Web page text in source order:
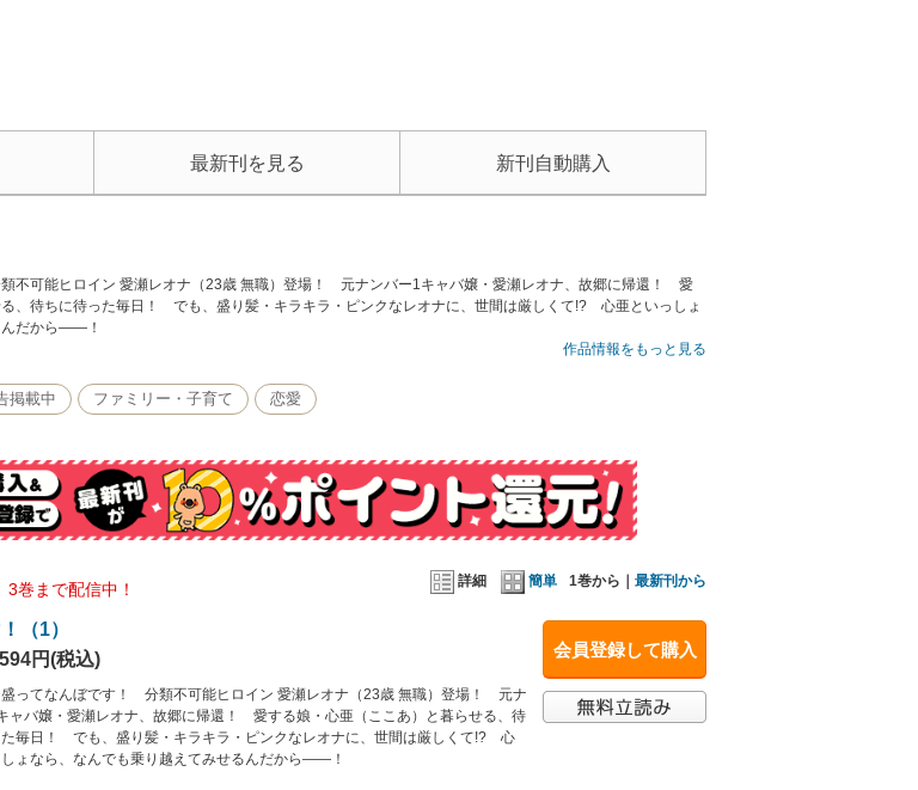
最新刊を見る 新刊自動購入
不可能ヒロイン 愛瀬レオナ（23歳 無職）登場！ 元ナンバー1キャバ嬢・愛瀬レオナ、故郷に帰還！ 愛
、待ちに待った毎日！ でも、盛り髪・キラキラ・ピンクなレオナに、世間は厳しくて!? 心亜といっしょ
んだから――！
作品情報をもっと見る
掲載中 ファミリー・子育て 恋愛
詳細 簡単 1巻から｜ 最新刊から
3巻まで配信中！
会員登録して購入
（1）
円(税込)
ってなんぼです！ 分類不可能ヒロイン 愛瀬レオナ（23歳 無職）登場！ 元ナ
ャバ嬢・愛瀬レオナ、故郷に帰還！ 愛する娘・心亜（ここあ）と暮らせる、待
た毎日！ でも、盛り髪・キラキラ・ピンクなレオナに、世間は厳しくて!? 心
ょなら、なんでも乗り越えてみせるんだから――！